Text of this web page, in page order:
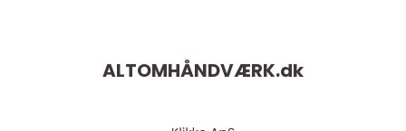
ALTOMHÅNDVÆRK.dk